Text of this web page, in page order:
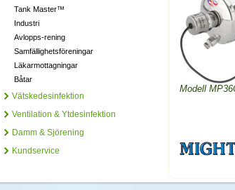
Tank Master™
Industri
Avlopps-rening
Samfällighetsföreningar
Läkarmottagningar
Båtar
Vätskedesinfektion
Ventilation & Ytdesinfektion
Damm & Sjörening
Kundservice
Modell